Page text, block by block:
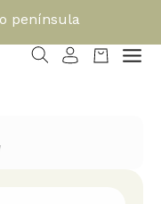
península